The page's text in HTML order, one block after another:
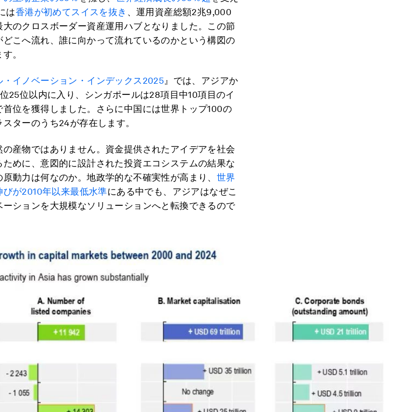
は香港が初めてスイスを抜き 、運用資産総額2兆9,000
のクロスボーダー資産運用ハブとなりました。この節
どこへ流れ、誰に向かって流れているのかという構図の
。
・イノベーション・インデックス2025 』では、アジアか
25位以内に入り、シンガポールは28項目中10項目のイ
首位を獲得しました。さらに中国には世界トップ100の
ターのうち24が存在します。
の産物ではありません。資金提供されたアイデアを社会
めに、意図的に設計された投資エコシステムの結果な
動力は何なのか。地政学的な不確実性が高まり、 世界
が2010年以来最低水準にある中でも、アジアはなぜこ
ションを大規模なソリューションへと転換できるので